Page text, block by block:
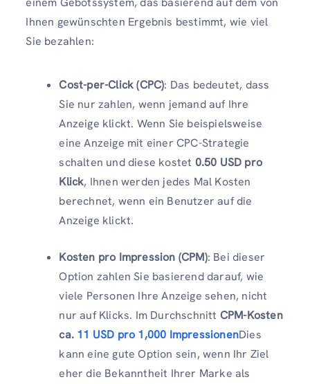
Ihnen gewünschten Ergebnis bestimmt, wie viel
Sie bezahlen:
Cost-per-Click (CPC): Das bedeutet, dass
Sie nur zahlen, wenn jemand auf Ihre
Anzeige klickt. Wenn Sie beispielsweise
eine Anzeige mit einer CPC-Strategie
schalten und diese kostet 0.50 USD pro
Klick, Ihnen werden jedes Mal Kosten
berechnet, wenn ein Benutzer auf die
Anzeige klickt.
Kosten pro Impression (CPM): Bei dieser
Option zahlen Sie basierend darauf, wie
viele Personen Ihre Anzeige sehen, nicht
nur auf Klicks. Im Durchschnitt CPM-Kosten
ca. 11 USD pro 1,000 ImpressionenDies
kann eine gute Option sein, wenn Ihr Ziel
eher die Bekanntheit Ihrer Marke als